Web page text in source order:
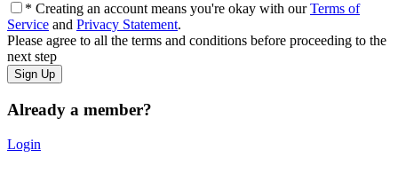
* Creating an account means you're okay with ourTerms of
Service and Privacy Statement.
Please agree to all the terms and conditions before proceeding to the
next step
Already a member?
Login